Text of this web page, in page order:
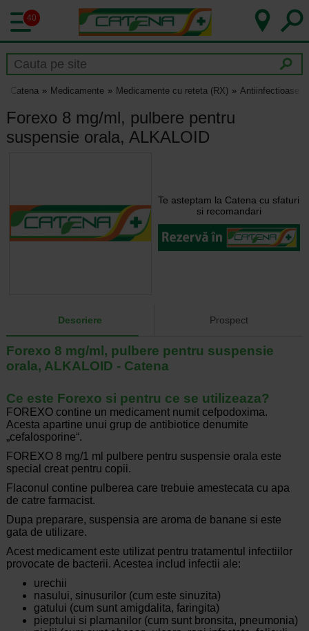
40
Catena Medicamente Medicamente cu reteta (RX) Antiinfectioase
Forexo 8 mg/ml, pulbere pentru
suspensie orala, ALKALOID
Te asteptam la Catena cu sfaturi
si recomandari
Descriere Prospect
Forexo 8 mg/ml, pulbere pentru suspensie
orala, ALKALOID - Catena
Ce este Forexo si pentru ce se utilizeaza?
FOREXO contine un medicament numit cefpodoxima.
Acesta apartine unui grup de antibiotice denumite
„cefalosporine“.
FOREXO 8 mg/1 ml pulbere pentru suspensie orala este
special creat pentru copii.
Flaconul contine pulberea care trebuie amestecata cu apa
de catre farmacist.
Dupa preparare, suspensia are aroma de banane si este
gata de utilizare.
Acest medicament este utilizat pentru tratamentul infectiilor
provocate de bacterii. Acestea includ infectii ale:
urechii
nasului, sinusurilor (cum este sinuzita)
gatului (cum sunt amigdalita, faringita)
pieptului si plamanilor (cum sunt bronsita, pneumonia)